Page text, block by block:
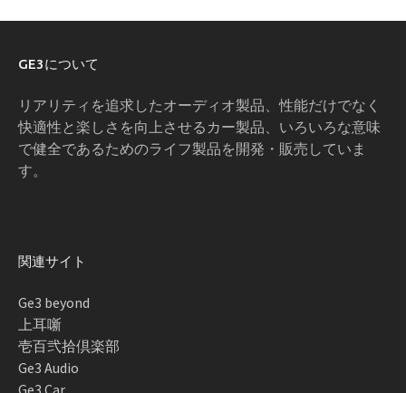
GE3について
リアリティを追求したオーディオ製品、性能だけでなく
快適性と楽しさを向上させるカー製品、いろいろな意味
で健全であるためのライフ製品を開発・販売していま
す。
関連サイト
Ge3 beyond
上耳噺
壱百弐拾倶楽部
Ge3 Audio
Ge3 Car